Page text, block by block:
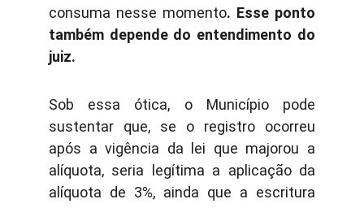
consuma nesse momento. Esse ponto
também depende do entendimento do
juiz.
Sob essa ótica, o Município pode
sustentar que, se o registro ocorreu
após a vigência da lei que majorou a
alíquota, seria legítima a aplicação da
alíquota de 3%, ainda que a escritura